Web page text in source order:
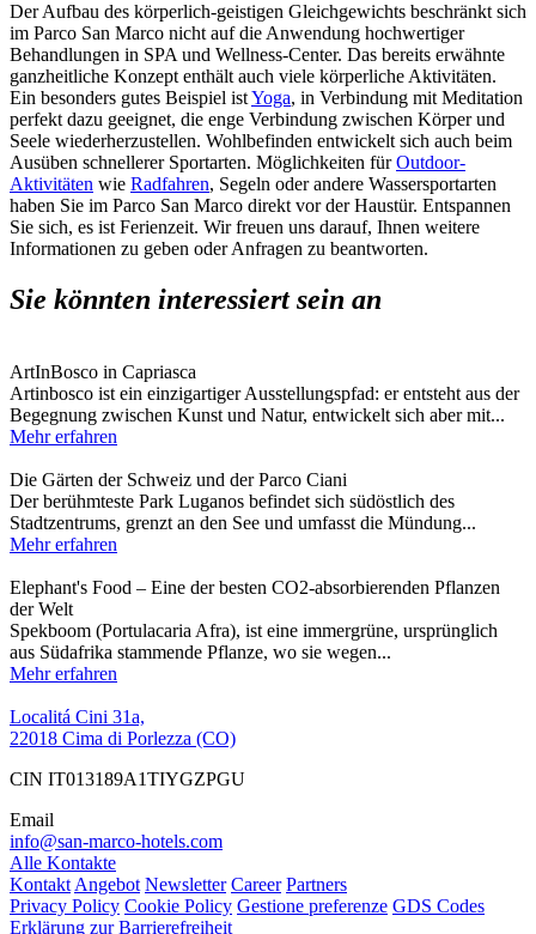
Der Aufbau des körperlich-geistigen Gleichgewichts beschränkt sich
im Parco San Marco nicht auf die Anwendung hochwertiger
Behandlungen in SPA und Wellness-Center. Das bereits erwähnte
ganzheitliche Konzept enthält auch viele körperliche Aktivitäten.
Ein besonders gutes Beispiel istYoga, in Verbindung mit Meditation
perfekt dazu geeignet, die enge Verbindung zwischen Körper und
Seele wiederherzustellen. Wohlbefinden entwickelt sich auch beim
Ausüben schnellerer Sportarten. Möglichkeiten fürOutdoor-
Aktivitäten wie Radfahren, Segeln oder andere Wassersportarten
haben Sie im Parco San Marco direkt vor der Haustür. Entspannen
Sie sich, es ist Ferienzeit. Wir freuen uns darauf, Ihnen weitere
Informationen zu geben oder Anfragen zu beantworten.
Sie könnten interessiert sein an
ArtInBosco in Capriasca
Artinbosco ist ein einzigartiger Ausstellungspfad: er entsteht aus der
Begegnung zwischen Kunst und Natur, entwickelt sich aber mit...
Mehr erfahren
Die Gärten der Schweiz und der Parco Ciani
Der berühmteste Park Luganos befindet sich südöstlich des
Stadtzentrums, grenzt an den See und umfasst die Mündung...
Mehr erfahren
Elephant's Food – Eine der besten CO2-absorbierenden Pflanzen
der Welt
Spekboom (Portulacaria Afra), ist eine immergrüne, ursprünglich
aus Südafrika stammende Pflanze, wo sie wegen...
Mehr erfahren
Localitá Cini 31a,
22018 Cima di Porlezza (CO)
CIN IT013189A1TIYGZPGU
Email
info@san-marco-hotels.com
Alle Kontakte
Kontakt Angebot Newsletter Career Partners
Privacy Policy Cookie Policy Gestione preferenze GDS Codes
Erklärung zur Barrierefreiheit